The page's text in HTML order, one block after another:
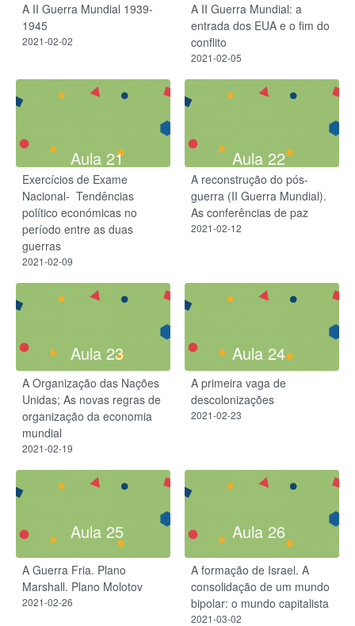
A II Guerra Mundial 1939-
1945​
2021-02-02
A II Guerra Mundial: a
entrada dos EUA e o fim do
conflito
2021-02-05
Aula 21
Exercícios de Exame
Nacional- ​ Tendências
político económicas no
período entre as duas
guerras
2021-02-09
Aula 22
A reconstrução do pós-
guerra (II Guerra Mundial).
As conferências de paz
2021-02-12
Aula 23
A Organização das Nações
Unidas; As novas regras de
organização da economia
mundial
2021-02-19
Aula 24
A primeira vaga de
descolonizações
2021-02-23
Aula 25
A Guerra Fria. Plano
Marshall. Plano Molotov
2021-02-26
Aula 26
A formação de Israel. A
consolidação de um mundo
bipolar: o mundo capitalista
2021-03-02